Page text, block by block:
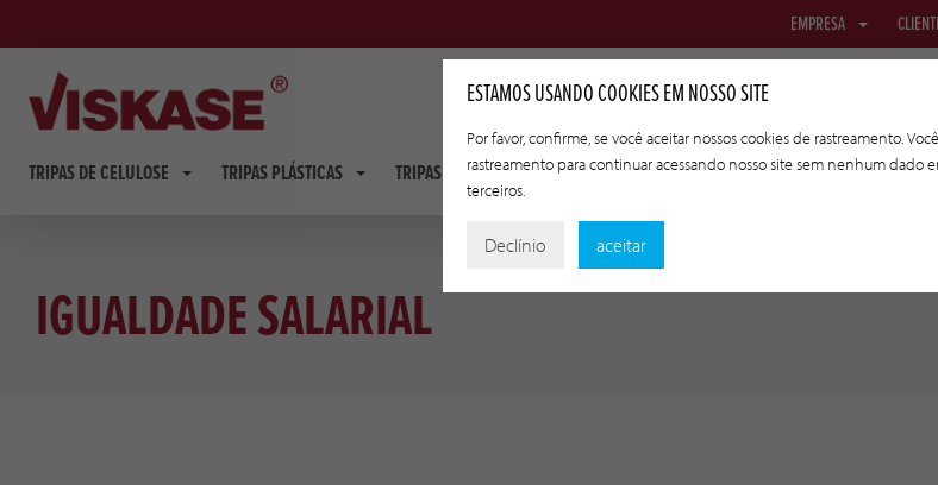
EMPRESA
TRIPAS DE CELULOSE TRIPAS PLÁSTICAS TRIPAS FIBROSAS REDES E TECIDO TRIPAS DE TRANSFERÊNCIA
IGUALDADE SALARIAL
ESTAMOS USANDO COOKIES EM NOSSO SITE
Por favor, confirme, se você aceitar nossos cookies de rastreamento.
rastreamento para continuar acessando nosso site sem nenhum dado
terceiros.
Declínio aceitar